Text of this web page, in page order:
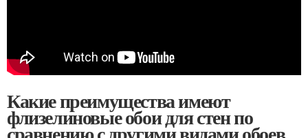
Какие преимущества имеют
флизелиновые обои для стен по